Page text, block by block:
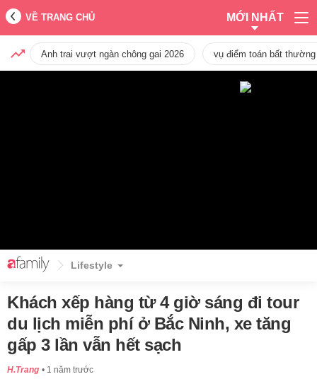
VỀ TRANG CHỦ MỚI NHẤT
Anh trai vượt ngàn chông gai 2026 vụ điểm toán bất
Lifestyle
Khách xếp hàng từ 4 giờ sáng đi tour
du lịch miễn phí ở Bắc Ninh, xe tăng
gấp 3 lần vẫn hết sạch
H.Trang 1 năm trước